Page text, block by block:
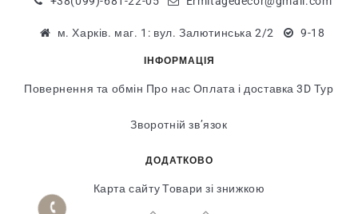
м. Харків. маг. 1: вул. Залютинська 2/2 9-18
ІНФОРМАЦІЯ
Повернення та обмін Про нас Оплата і доставка 3D Тур
Зворотній зв’язок
ДОДАТКОВО
Карта сайту Товари зі знижкою